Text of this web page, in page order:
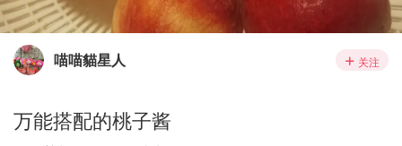
喵喵貓星人 关注
万能搭配的桃子酱